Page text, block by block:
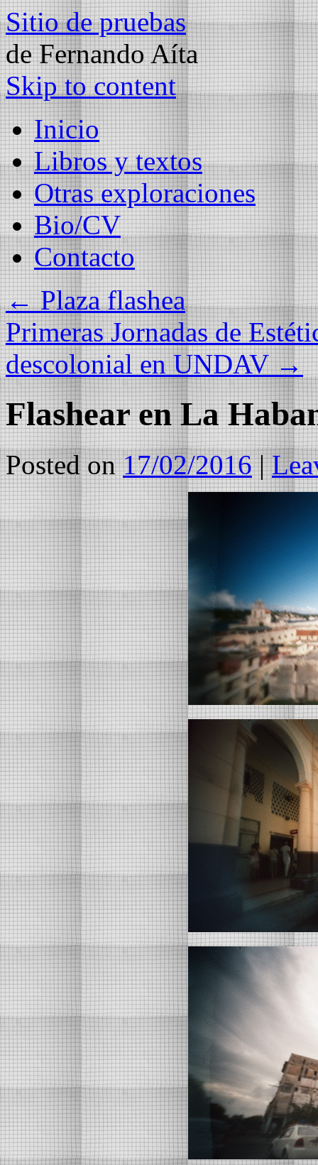
Sitio de pruebas
de Fernando Aíta
Skip to content
Inicio
Libros y textos
Otras exploraciones
Bio/CV
Contacto
←Plaza flashea
Primeras Jornadas de
descolonial en UNDAV→
Flashear en La
Posted on 17/02/2016 |